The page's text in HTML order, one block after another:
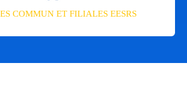
COMMUN ET FILIALES EESRS